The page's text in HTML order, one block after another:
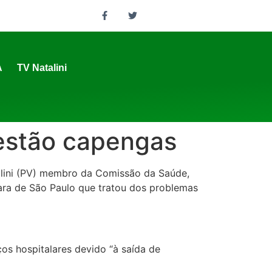
TV Natalini
capengas
(PV) membro da Comissão da Saúde,
de São Paulo que tratou dos problemas
hospitalares devido “à saída de